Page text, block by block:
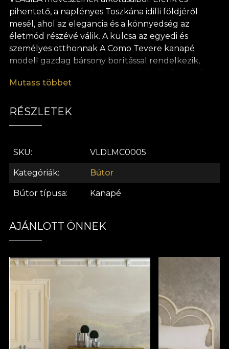
pihentető, a napfényes Toszkána idilli földjéről
mesél, ahol az elegancia és a könnyedség az
életmód részévé válik. A kulcsa az egyedi és
személyes otthonnak A Como Tevere kanapé
modell gazdag bársony borítással rendelkezik,
elegáns és megkülönböztetett megjelenést nyer,
A funkcionális és esztétikus közötti határon
VLAdiLA bútorvonal Üdvözlünk itthon, egy hely,
élmények várnak. Itt minden egyes tárgy
történettel bír. Semmi sem véletlen. Az idő határai
elmosódnak, ahogy minden egyes darab az
önmagadhoz. Minden alkotás egy kísérletező
térből származik. Mert a művészet örökké
kíváncsisághoz. Mint egy puzzle, minden alkotás,
amit művészeink készítenek, egy egészet alkot.
Minden darab közelebb visz az abszolút
kényelemhez. Tapéta, textilek és bútorok, dizájn
dizájn után, textúra textúra után, mindazok a
burkolatok, amelyek az otthonodat alkotják. Az az
otthon, ami egyedi és személyes, amit mindannyian
keresünk.
Mutass többet
RÉSZLETEK
SKU VLDLMC0005
Kategóriák Bútor
Bútor típusa Kanapé
AJÁNLOTT ÖNNEK